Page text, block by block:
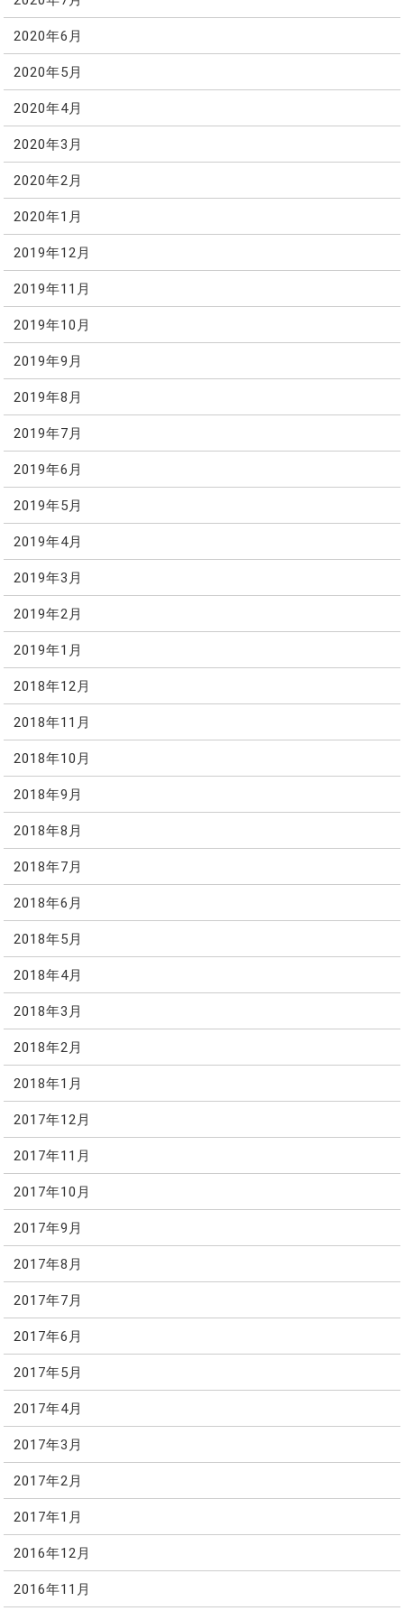
2020年6月
2020年5月
2020年4月
2020年3月
2020年2月
2020年1月
2019年12月
2019年11月
2019年10月
2019年9月
2019年8月
2019年7月
2019年6月
2019年5月
2019年4月
2019年3月
2019年2月
2019年1月
2018年12月
2018年11月
2018年10月
2018年9月
2018年8月
2018年7月
2018年6月
2018年5月
2018年4月
2018年3月
2018年2月
2018年1月
2017年12月
2017年11月
2017年10月
2017年9月
2017年8月
2017年7月
2017年6月
2017年5月
2017年4月
2017年3月
2017年2月
2017年1月
2016年12月
2016年11月